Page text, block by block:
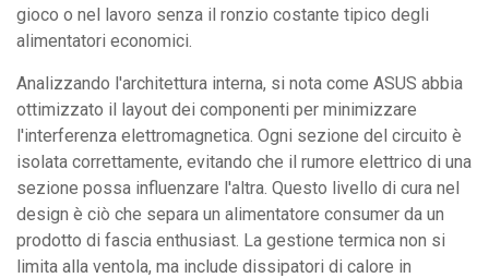
gioco o nel lavoro senza il ronzio costante tipico degli
alimentatori economici.
Analizzando l'architettura interna, si nota come ASUS abbia
ottimizzato il layout dei componenti per minimizzare
l'interferenza elettromagnetica. Ogni sezione del circuito è
isolata correttamente, evitando che il rumore elettrico di una
sezione possa influenzare l'altra. Questo livello di cura nel
design è ciò che separa un alimentatore consumer da un
prodotto di fascia enthusiast. La gestione termica non si
limita alla ventola, ma include dissipatori di calore in